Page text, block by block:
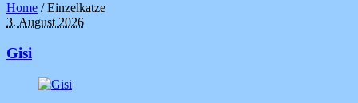
Home /Einzelkatze
3. August 2026
Gisi